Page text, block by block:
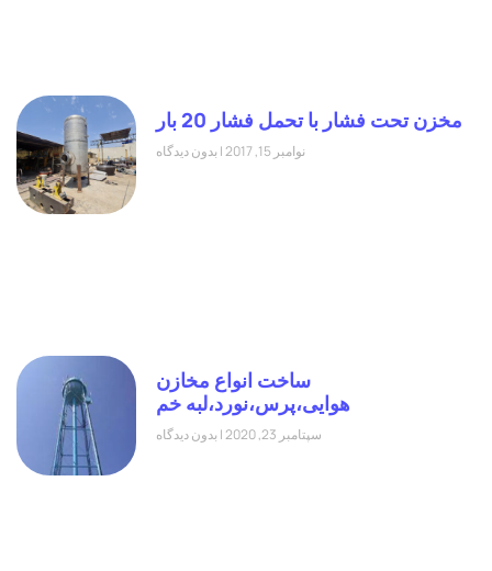
مخزن تحت فشار با تحمل فشار 20 بار
نوامبر 15, 2017 بدون دیدگاه
ساخت انواع مخازن
هوایی،پرس،نورد،لبه خم
سپتامبر 23, 2020 بدون دیدگاه